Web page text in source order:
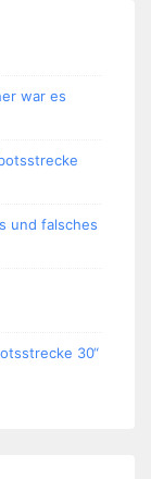
war es
und falsches
30“